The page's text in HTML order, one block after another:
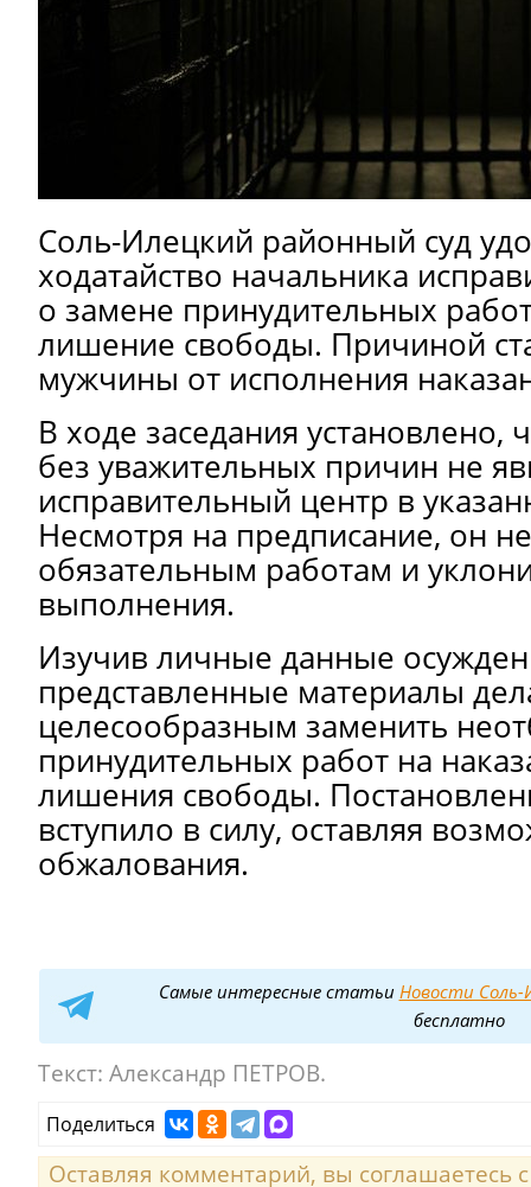
Соль-Илецкий районный суд
ходатайство начальника
о замене принудительных
лишение свободы. Причиной
мужчины от исполнения
В ходе заседания установлено,
без уважительных причин не
исправительный центр в
Несмотря на предписание, он
обязательным работам и
выполнения.
Изучив личные данные
представленные материалы
целесообразным заменить
принудительных работ на
лишения свободы.
вступило в силу, оставляя
обжалования.
Самые интересные статьи Новости Соль-
бесплатно
Текст: Александр ПЕТРОВ.
Поделиться
Оставляя комментарий, вы соглашаетесь